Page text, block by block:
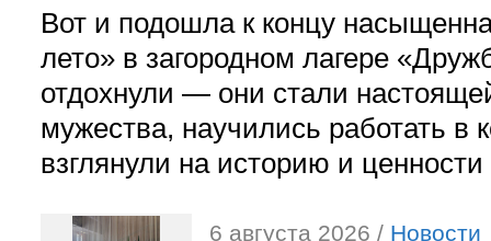
Вот и подошла к концу
лето» в загородном лагере
отдохнули — они стали
мужества, научились работать в
взглянули на историю и
6 августа 2026 / Новости